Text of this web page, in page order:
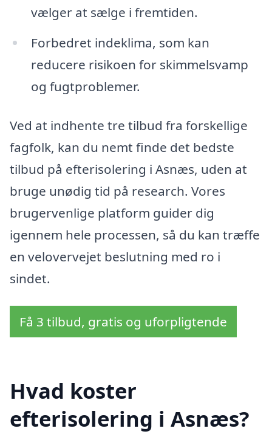
vælger at sælge i fremtiden.
Forbedret indeklima, som kan
reducere risikoen for skimmelsvamp
og fugtproblemer.
Ved at indhente tre tilbud fra forskellige
fagfolk, kan du nemt finde det bedste
tilbud på efterisolering i Asnæs, uden at
bruge unødig tid på research. Vores
brugervenlige platform guider dig
igennem hele processen, så du kan træffe
en velovervejet beslutning med ro i
sindet.
Få 3 tilbud, gratis og uforpligtende
Hvad koster
efterisolering i Asnæs?